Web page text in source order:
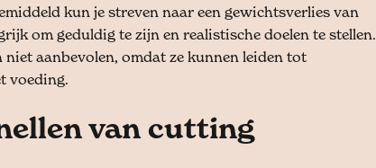
kun je streven naar een gewichtsverlies van
om geduldig te zijn en realistische doelen te stellen.
aanbevolen, omdat ze kunnen leiden tot
voeding.
van cutting